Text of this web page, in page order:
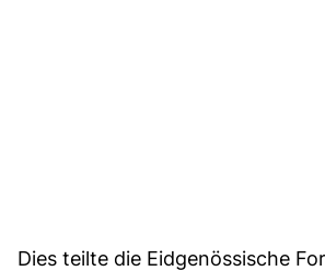
Dies teilte die Eidgenössische